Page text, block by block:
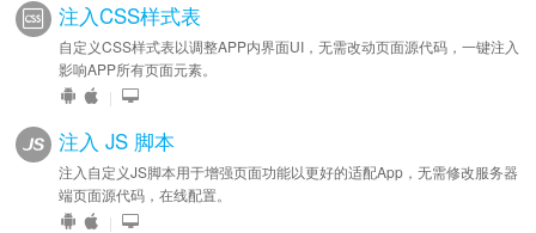
注入CSS样式表
自定义CSS样式表以调整APP内界面UI，无需改动页面源代码，一键注入
影响APP所有页面元素。
|
注入 JS 脚本
注入自定义JS脚本用于增强页面功能以更好的适配App，无需修改服务器
端页面源代码，在线配置。
|